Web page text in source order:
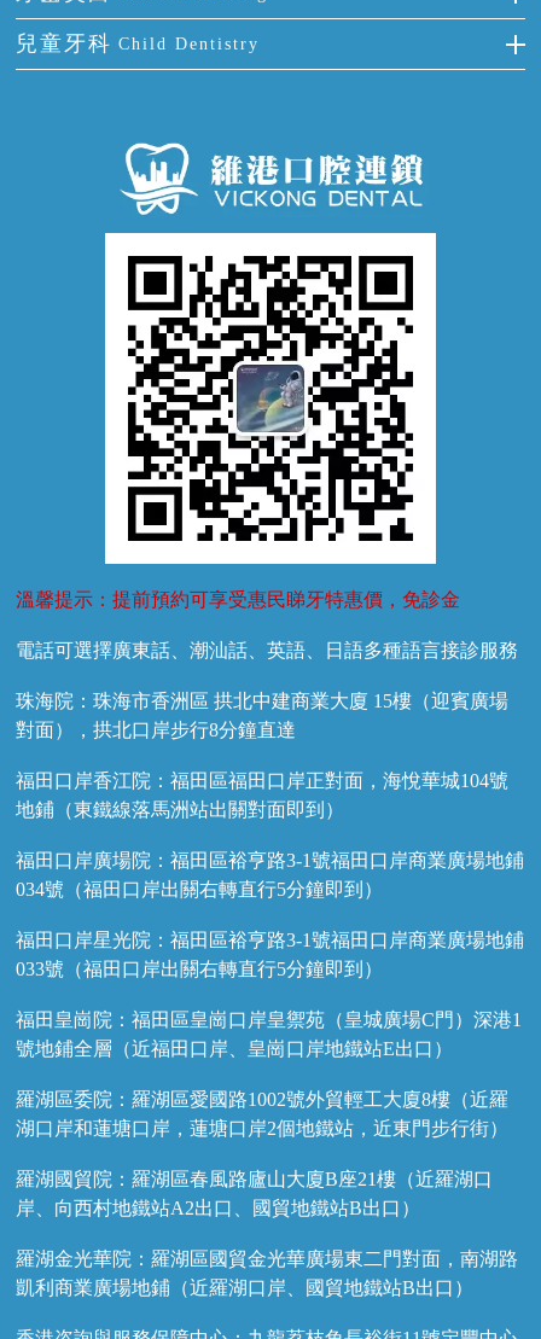
活動假牙
牙貼面
拔牙
牙痛
預防牙病
牙科通識
牙齦出血
牙齦炎
牙齦萎縮
冷光美白
兒童牙科 Child Dentistry
溫馨提示：提前預約可享受惠民睇牙特惠價，免診金
電話可選擇廣東話、潮汕話、英語、日語多種語言接診服務
珠海院：珠海市香洲區 拱北中建商業大廈 15樓（迎賓廣場
對面），拱北口岸步行8分鐘直達
福田口岸香江院：福田區福田口岸正對面，海悅華城104號
地鋪（東鐵線落馬洲站出關對面即到）
福田口岸廣場院：福田區裕亨路3-1號福田口岸商業廣場地鋪
034號（福田口岸出關右轉直行5分鐘即到）
福田口岸星光院：福田區裕亨路3-1號福田口岸商業廣場地鋪
033號（福田口岸出關右轉直行5分鐘即到）
福田皇崗院：福田區皇崗口岸皇禦苑（皇城廣場C門）深港1
號地鋪全層（近福田口岸、皇崗口岸地鐵站E出口）
羅湖區委院：羅湖區愛國路1002號外貿輕工大廈8樓（近羅
湖口岸和蓮塘口岸，蓮塘口岸2個地鐵站，近東門步行街）
羅湖國貿院：羅湖區春風路廬山大廈B座21樓（近羅湖口
岸、向西村地鐵站A2出口、國貿地鐵站B出口）
羅湖金光華院：羅湖區國貿金光華廣場東二門對面，南湖路
凱利商業廣場地鋪（近羅湖口岸、國貿地鐵站B出口）